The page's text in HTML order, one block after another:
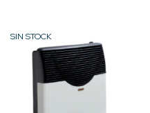
SIN STOCK